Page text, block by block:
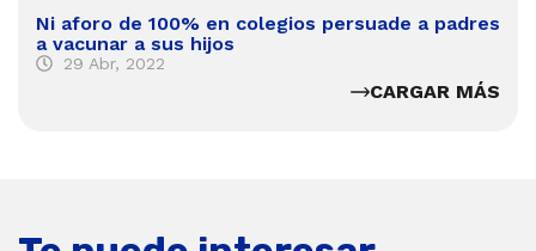
Ni aforo de 100% en colegios persuade a padres
a vacunar a sus hijos
29 Abr, 2022
CARGAR MÁS